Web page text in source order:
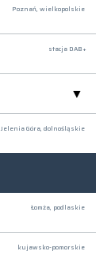
Poznań, wielkopolskie
stacja DAB+
Jelenia Góra, dolnośląskie
Łomża, podlaskie
kujawsko-pomorskie